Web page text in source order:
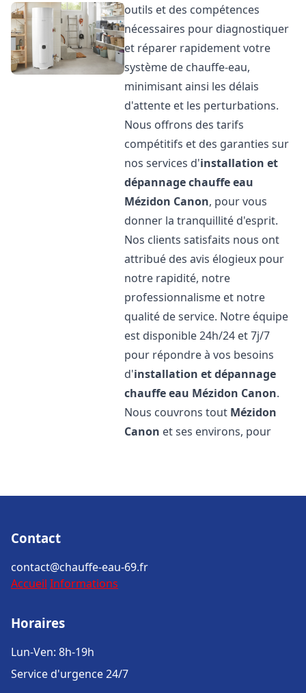
outils et des compétences
nécessaires pour diagnostiquer
et réparer rapidement votre
système de chauffe-eau,
minimisant ainsi les délais
d'attente et les perturbations.
Nous offrons des tarifs
compétitifs et des garanties sur
nos services d'installation et
dépannage chauffe eau
Mézidon Canon, pour vous
donner la tranquillité d'esprit.
Nos clients satisfaits nous ont
attribué des avis élogieux pour
notre rapidité, notre
professionnalisme et notre
qualité de service. Notre équipe
est disponible 24h/24 et 7j/7
pour répondre à vos besoins
d'installation et dépannage
chauffe eau Mézidon Canon.
Nous couvrons tout Mézidon
Canon et ses environs, pour
Contact
contact@chauffe-eau-69.fr
Accueil Informations
Horaires
Lun-Ven: 8h-19h
Service d'urgence 24/7